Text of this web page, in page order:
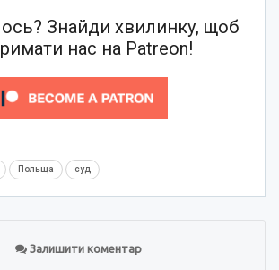
Знайди хвилинку, щоб
нас на Patreon!
Польща суд
Залишити коментар